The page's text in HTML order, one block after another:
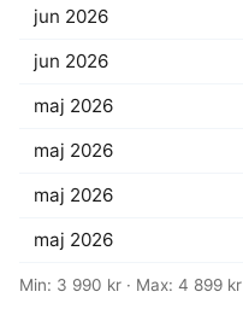
jun 2026
jun 2026
maj 2026
maj 2026
maj 2026
maj 2026
Min: 3 990 kr · Max: 4 899 kr